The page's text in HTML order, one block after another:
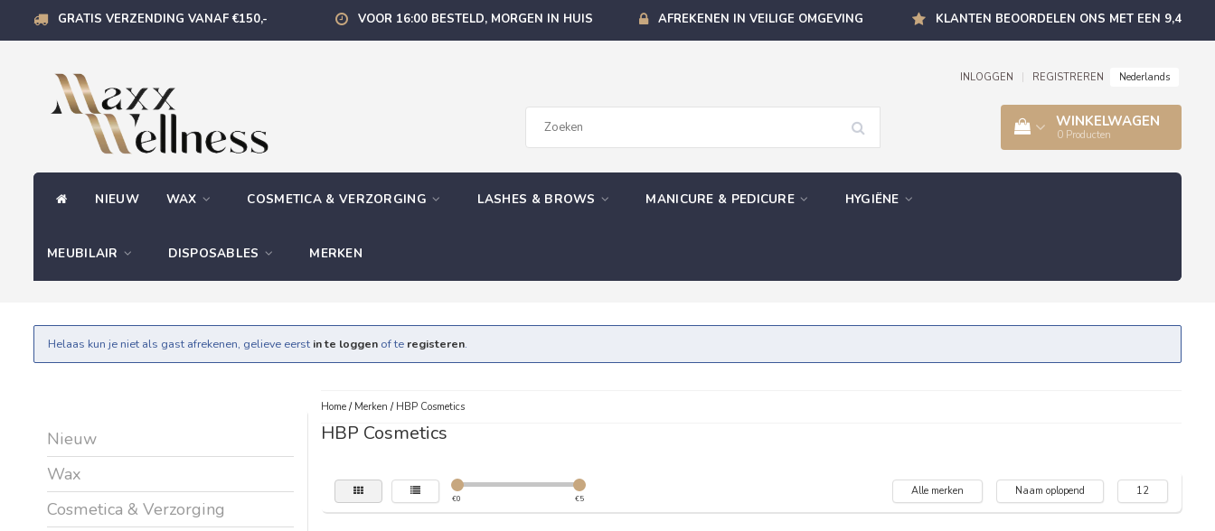
GRATIS VERZENDING VANAF €150,- VOOR 16:00 BESTELD, MORGEN IN HUIS AFREKENEN IN VEILIGE OMGEVING KLANTEN BEOORDELEN ONS MET EEN 9,4
INLOGGEN REGISTREREN Nederlands
WINKELWAGEN
0 Producten
NIEUW WAX COSMETICA & VERZORGING LASHES & BROWS MANICURE & PEDICURE HYGIËNE
MEUBILAIR DISPOSABLES MERKEN
Helaas kun je niet als gast afrekenen, gelieve eerst in te loggen of te registeren.
Nieuw
Wax
Cosmetica & Verzorging
Home/ Merken / HBP Cosmetics
HBP Cosmetics
€0 €5
Alle merken Naam oplopend 12